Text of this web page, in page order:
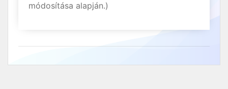
módosítása alapján.)